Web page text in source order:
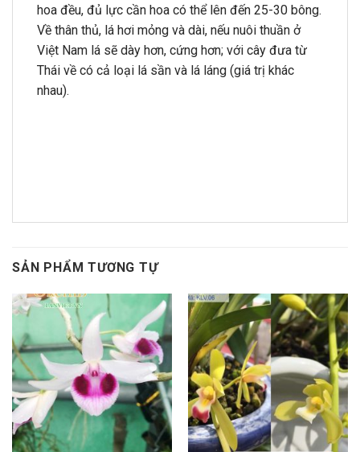
hoa đều, đủ lực cần hoa có thể lên đến 25-30 bông.
Về thân thủ, lá hơi mỏng và dài, nếu nuôi thuần ở
Việt Nam lá sẽ dày hơn, cứng hơn; với cây đưa từ
Thái về có cả loại lá sần và lá láng (giá trị khác
nhau).
SẢN PHẨM TƯƠNG TỰ